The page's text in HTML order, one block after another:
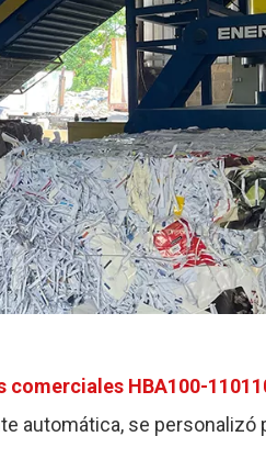
comerciales HBA100-
automática, se personalizó